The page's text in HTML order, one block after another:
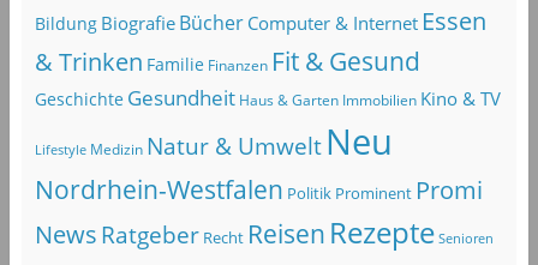
Bildung Biografie Bücher Computer & Internet Essen
& Trinken Familie Finanzen Fit & Gesund
Geschichte Gesundheit Haus & Garten Immobilien Kino & TV
Lifestyle Medizin Natur & Umwelt Neu
Nordrhein-Westfalen Politik Prominent Promi
NewsRatgeber Recht Reisen Rezepte Senioren